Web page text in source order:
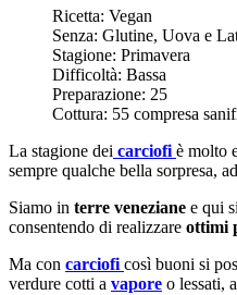
Ricetta: Vegan
Senza: Glutine, Uova e
Stagione: Primavera
Difficoltà: Bassa
Preparazione: 25
Cottura: 55 compresa
La stagione dei carciofi è molto
sempre qualche bella sorpresa,
Siamo in terre veneziane e qui
consentendo di realizzare ottimi
Ma con carciofi così buoni si
verdure cotti a vapore o lessati,